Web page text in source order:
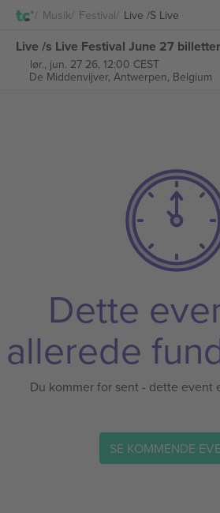
Musik Festival Live /s Live
Live /s Live Festival June 27 billetter
lør., jun. 27 26, 12:00 CEST
De Middenvijver, Antwerpen, Belgium
Dette
allerede
Du kommer for sent - dette event
SE KOMMENDE